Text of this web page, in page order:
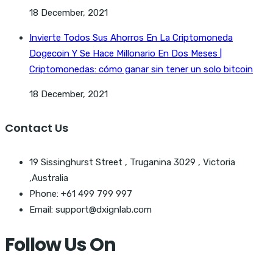
18 December, 2021
Invierte Todos Sus Ahorros En La Criptomoneda
Dogecoin Y Se Hace Millonario En Dos Meses |
Criptomonedas: cómo ganar sin tener un solo bitcoin
18 December, 2021
Contact Us
19 Sissinghurst Street , Truganina 3029 , Victoria
,Australia
Phone: +61 499 799 997
Email: support@dxignlab.com
Follow Us On